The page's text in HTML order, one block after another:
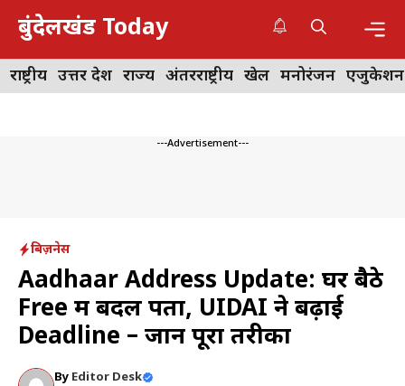
Skip
content
बुंदेलखंड Today
राष्ट्रीय उत्तर प्रदेश राज्य अंतरराष्ट्रीय खेल मनोरंजन एजुकेशन
---Advertisement---
बिज़नेस
Aadhaar Address Update: घर बैठे
Free में बदलें पता, UIDAI ने बढ़ाई
Deadline – जानें पूरा तरीका
By Editor Desk